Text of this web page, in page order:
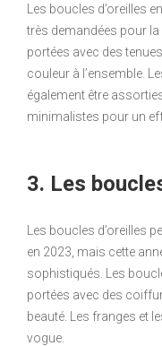
Les boucles d’oreilles
très demandées pour
portées avec des
couleur à l’ensemble.
également être
minimalistes pour un
3. Les
Les boucles d’oreilles
en 2023, mais cette
sophistiqués. Les
portées avec des
beauté. Les franges et
vogue.